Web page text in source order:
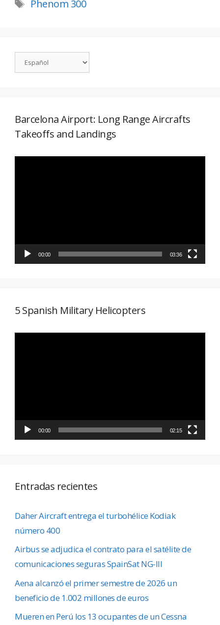
Phenom 300
Barcelona Airport: Long Range Aircrafts
Takeoffs and Landings
00:00 03:36
5 Spanish Military Helicopters
00:00 02:15
Entradas recientes
Daher Aircraft entrega el turbohélice Kodiak
número 400
Airbus se adjudica el contrato para el satélite de
comunicaciones seguras SpainSat NG-III
Aena alcanzó el primer semestre de 2026 un
beneficio de 1.002 millones de euros
Mueren en Perú los 13 ocupantes de un Cessna